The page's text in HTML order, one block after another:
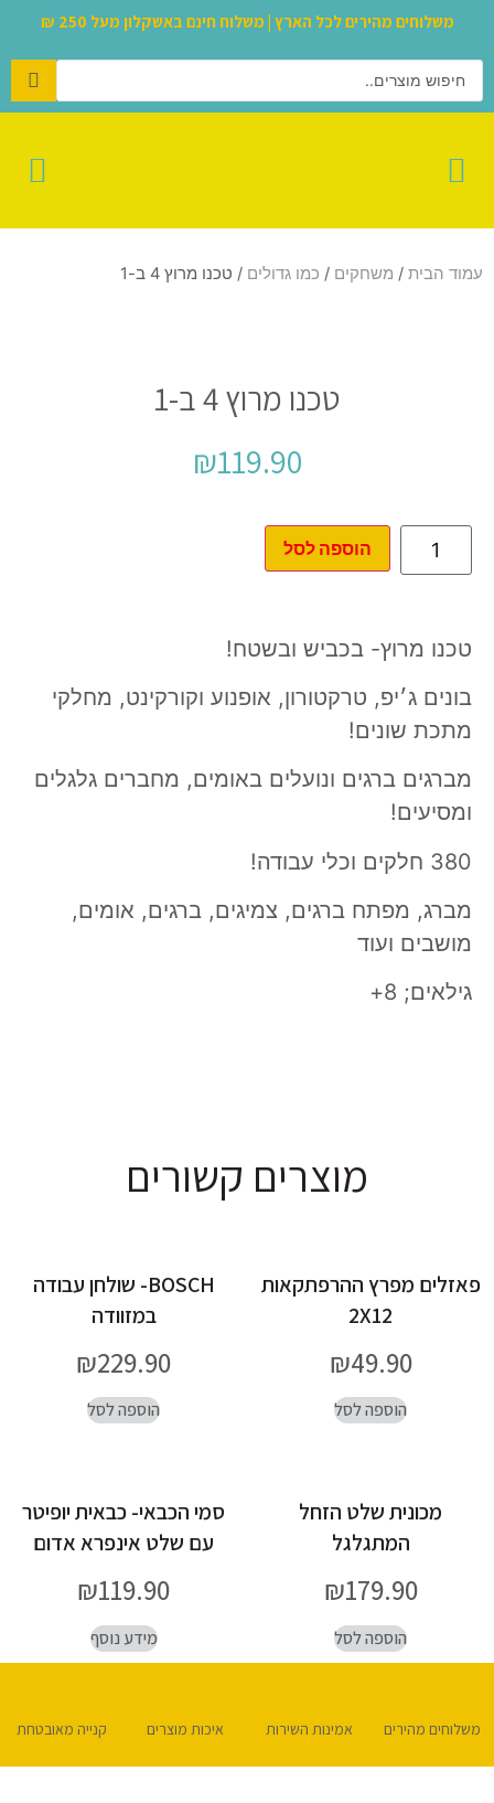
משלוחים מהירים לכל הארץ | משלוח חינם באשקלון מעל 250 ₪
עמוד הבית / משחקים / כמו גדולים / טכנו מרוץ 4 ב-1
טכנו מרוץ 4 ב-1
₪119.90
הוספה לסל
טכנו מרוץ- בכביש ובשטח!
בונים ג׳יפ, טרקטורון, אופנוע וקורקינט, מחלקי
מתכת שונים!
מברגים ברגים ונועלים באומים, מחברים גלגלים
ומסיעים!
380 חלקים וכלי עבודה!
מברג, מפתח ברגים, צמיגים, ברגים, אומים,
מושבים ועוד
גילאים; 8+
מוצרים קשורים
פאזלים מפרץ ההרפתקאות
2X12
₪49.90
הוספה לסל
BOSCH- שולחן עבודה
במזוודה
₪229.90
הוספה לסל
מכונית שלט הזחל
המתגלגל
₪179.90
הוספה לסל
סמי הכבאי- כבאית יופיטר
עם שלט אינפרא אדום
₪119.90
מידע נוסף
משלוחים מהירים אמינות השירות איכות מוצרים קנייה מאובטחת